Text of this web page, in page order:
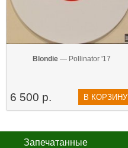
Blondie— Pollinator '17
6 500 р. В КОРЗИНУ
Запечатанные